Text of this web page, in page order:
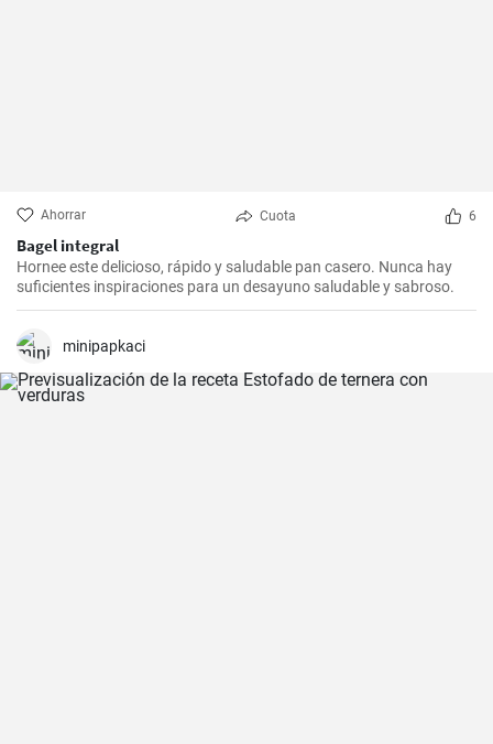
Ahorrar Cuota 6
Bagel integral
Hornee este delicioso, rápido y saludable pan casero. Nunca hay
suficientes inspiraciones para un desayuno saludable y sabroso.
minipapkaci